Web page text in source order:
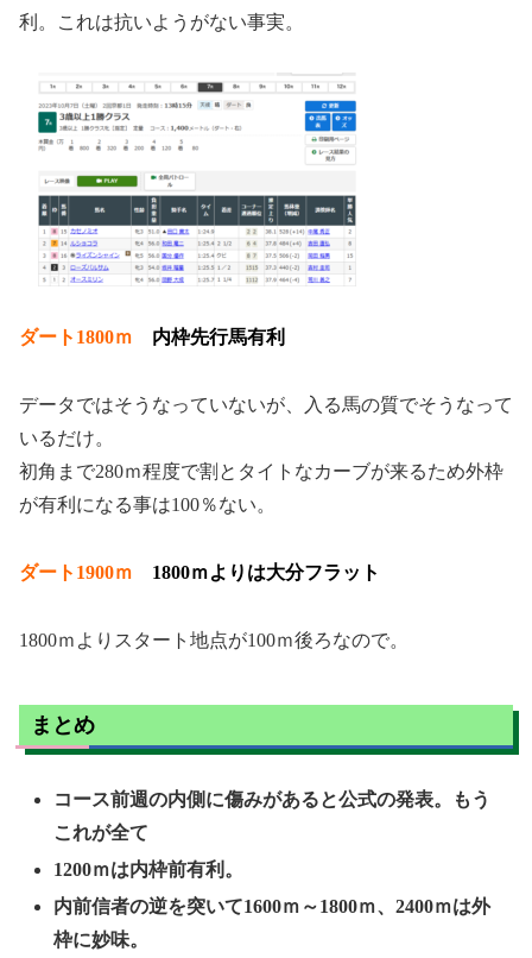
利。これは抗いようがない事実。
ダート1800ｍ 内枠先行馬有利
データではそうなっていないが、入る馬の質でそうなって
いるだけ。
初角まで280ｍ程度で割とタイトなカーブが来るため外枠
が有利になる事は100％ない。
ダート1900ｍ 1800ｍよりは大分フラット
1800ｍよりスタート地点が100ｍ後ろなので。
まとめ
コース前週の内側に傷みがあると公式の発表。もう
これが全て
1200ｍは内枠前有利。
内前信者の逆を突いて1600ｍ～1800ｍ、2400ｍは外
枠に妙味。